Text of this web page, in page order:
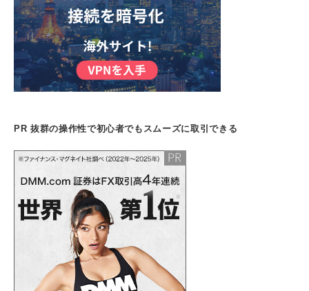
PR 抜群の操作性で初心者でもスムーズに取引できる